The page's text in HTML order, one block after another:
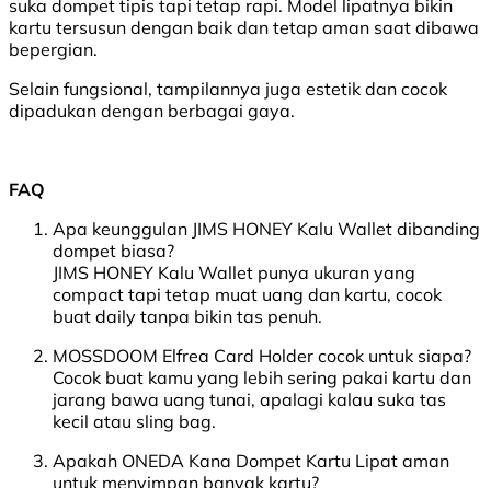
suka dompet tipis tapi tetap rapi. Model lipatnya bikin
kartu tersusun dengan baik dan tetap aman saat dibawa
bepergian.
Selain fungsional, tampilannya juga estetik dan cocok
dipadukan dengan berbagai gaya.
FAQ
Apa keunggulan JIMS HONEY Kalu Wallet dibanding
dompet biasa?
JIMS HONEY Kalu Wallet punya ukuran yang
compact tapi tetap muat uang dan kartu, cocok
buat daily tanpa bikin tas penuh.
MOSSDOOM Elfrea Card Holder cocok untuk siapa?
Cocok buat kamu yang lebih sering pakai kartu dan
jarang bawa uang tunai, apalagi kalau suka tas
kecil atau sling bag.
Apakah ONEDA Kana Dompet Kartu Lipat aman
untuk menyimpan banyak kartu?